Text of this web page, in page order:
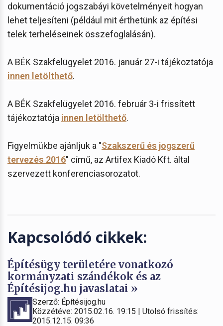
dokumentáció jogszabáyi követelményeit hogyan
lehet teljesíteni (például mit érthetünk az építési
telek terheléseinek összefoglalásán).
A BÉK Szakfelügyelet 2016. január 27-i tájékoztatója
innen letölthető.
A BÉK Szakfelügyelet 2016. február 3-i frissített
tájékoztatója innen letölthető.
Figyelmükbe ajánljuk a "Szakszerű és jogszerű
tervezés 2016" című, az Artifex Kiadó Kft. által
szervezett konferenciasorozatot.
Kapcsolódó cikkek:
Építésügy területére vonatkozó
kormányzati szándékok és az
Építésijog.hu javaslatai »
Szerző: Építésijog.hu
Közzétéve: 2015.02.16. 19:15 | Utolsó frissítés:
2015.12.15. 09:36